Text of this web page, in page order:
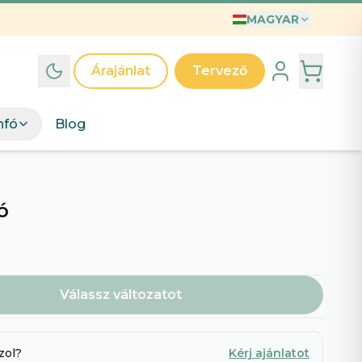
MAGYAR
Árajánlat Tervező
legjobb apa
Blog
Válassz változatot
Kérj ajánlatot